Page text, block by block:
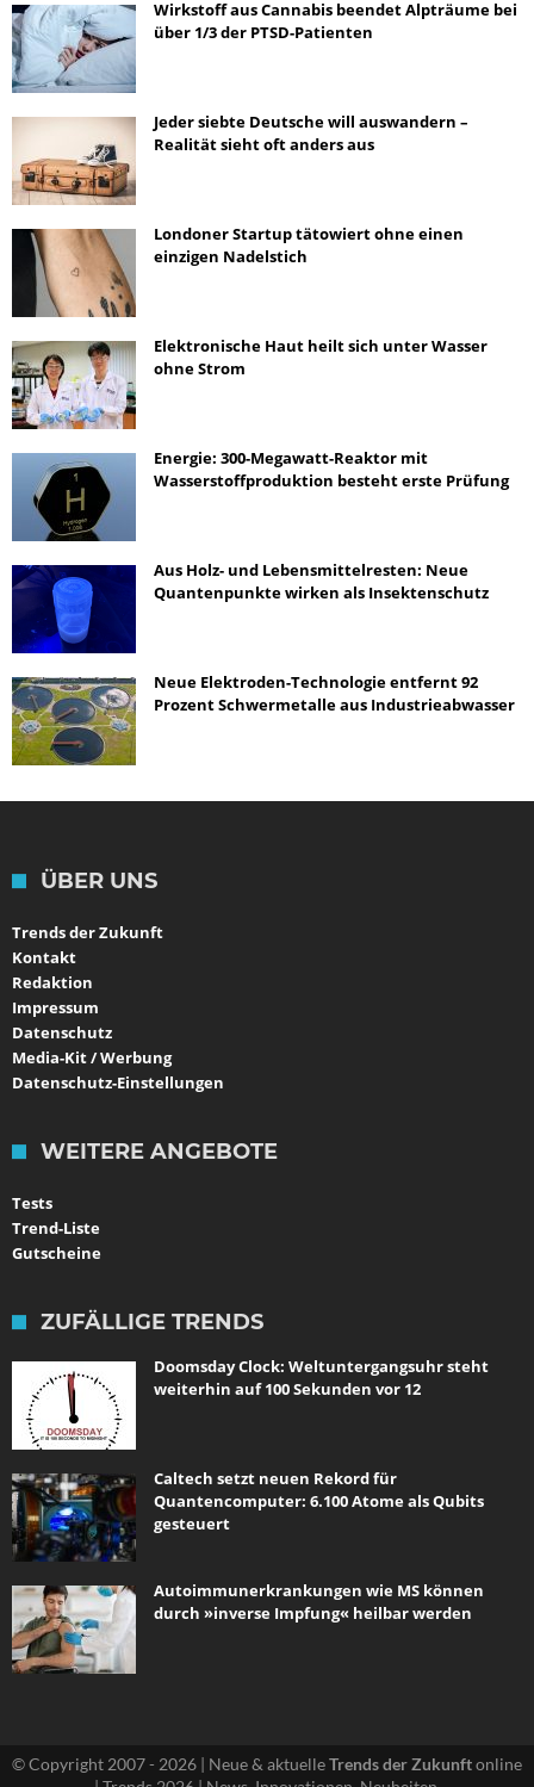
Wirkstoff aus Cannabis beendet Alpträume bei
über 1/3 der PTSD-Patienten
Jeder siebte Deutsche will auswandern –
Realität sieht oft anders aus
Londoner Startup tätowiert ohne einen
einzigen Nadelstich
Elektronische Haut heilt sich unter Wasser
ohne Strom
Energie: 300-Megawatt-Reaktor mit
Wasserstoffproduktion besteht erste Prüfung
Aus Holz- und Lebensmittelresten: Neue
Quantenpunkte wirken als Insektenschutz
Neue Elektroden-Technologie entfernt 92
Prozent Schwermetalle aus Industrieabwasser
ÜBER UNS
Trends der Zukunft
Kontakt
Redaktion
Impressum
Datenschutz
Media-Kit / Werbung
Datenschutz-Einstellungen
WEITERE ANGEBOTE
Tests
Trend-Liste
Gutscheine
ZUFÄLLIGE TRENDS
Doomsday Clock: Weltuntergangsuhr steht
weiterhin auf 100 Sekunden vor 12
Caltech setzt neuen Rekord für
Quantencomputer: 6.100 Atome als Qubits
gesteuert
Autoimmunerkrankungen wie MS können
durch »inverse Impfung« heilbar werden
© Copyright 2007 - 2026 | Neue & aktuelleTrends der Zukunftonline